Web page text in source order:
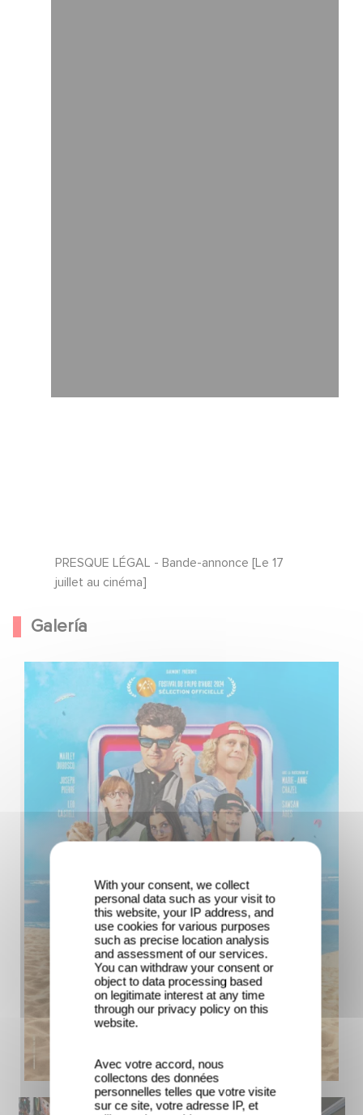
PRESQUE LÉGAL - Bande-annonce [Le 17
juillet au cinéma]
Galería
With your consent, we collect
personal data such as your visit to
this website, your IP address, and
use cookies for various purposes
such as precise location analysis
and assessment of our services.
You can withdraw your consent or
object to data processing based
on legitimate interest at any time
through our privacy policy on this
website.
Avec votre accord, nous
collectons des données
personnelles telles que votre visite
sur ce site, votre adresse IP, et